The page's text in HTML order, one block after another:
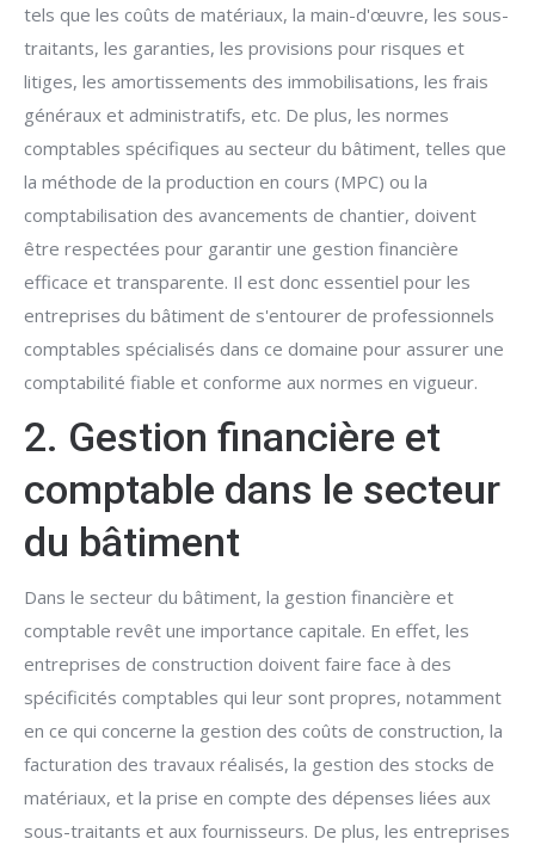
tels que les coûts de matériaux, la main-d'œuvre, les sous-
traitants, les garanties, les provisions pour risques et
litiges, les amortissements des immobilisations, les frais
généraux et administratifs, etc. De plus, les normes
comptables spécifiques au secteur du bâtiment, telles que
la méthode de la production en cours (MPC) ou la
comptabilisation des avancements de chantier, doivent
être respectées pour garantir une gestion financière
efficace et transparente. Il est donc essentiel pour les
entreprises du bâtiment de s'entourer de professionnels
comptables spécialisés dans ce domaine pour assurer une
comptabilité fiable et conforme aux normes en vigueur.
2. Gestion financière et
comptable dans le secteur
du bâtiment
Dans le secteur du bâtiment, la gestion financière et
comptable revêt une importance capitale. En effet, les
entreprises de construction doivent faire face à des
spécificités comptables qui leur sont propres, notamment
en ce qui concerne la gestion des coûts de construction, la
facturation des travaux réalisés, la gestion des stocks de
matériaux, et la prise en compte des dépenses liées aux
sous-traitants et aux fournisseurs. De plus, les entreprises